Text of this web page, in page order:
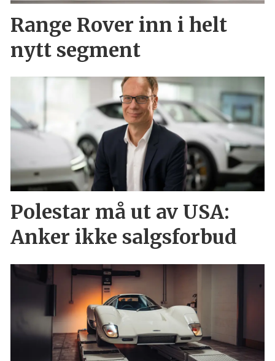
Range Rover inn i helt
nytt segment
Polestar må ut av USA:
Anker ikke salgsforbud